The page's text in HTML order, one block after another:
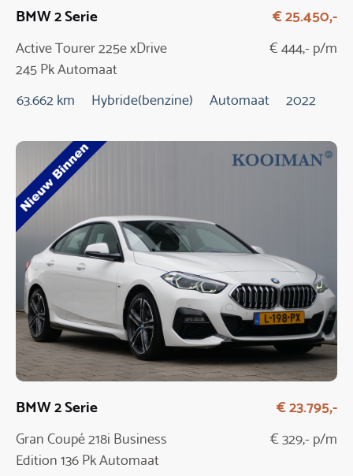
BMW 2 Serie
Active Tourer 225e xDrive
245 Pk Automaat
€ 25.450,-
€ 444,- p/m
63.662 km Hybride(benzine) Automaat 2022
BMW 2 Serie
Gran Coupé 218i Business
Edition 136 Pk Automaat
€ 23.795,-
€ 329,- p/m